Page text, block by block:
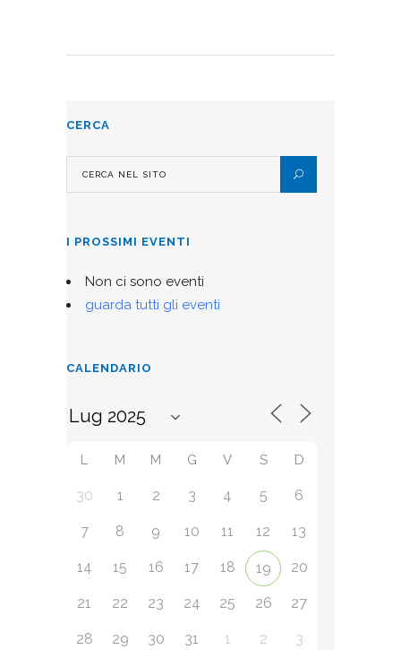
CERCA
I PROSSIMI EVENTI
Non ci sono eventi
guarda tutti gli eventi
CALENDARIO
L M M G V S D
30 1 2 3 4 5 6
7 8 9 10 11 12 13
14 15 16 17 18 19 20
21 22 23 24 25 26 27
28 29 30 31 1 2 3